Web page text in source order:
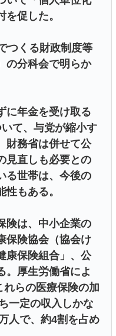
促した。
つくる財政制度等
の分科会で明らか
に年金を受け取る
いて、与党が縮小す
財務省は併せて公
見直しも必要との
る世帯は、今後の
もある。
険は、中小企業の
保険協会（協会け
康保険組合」、公
。厚生労働省によ
れらの医療保険の加
一定の収入しかな
人で、約4割を占め